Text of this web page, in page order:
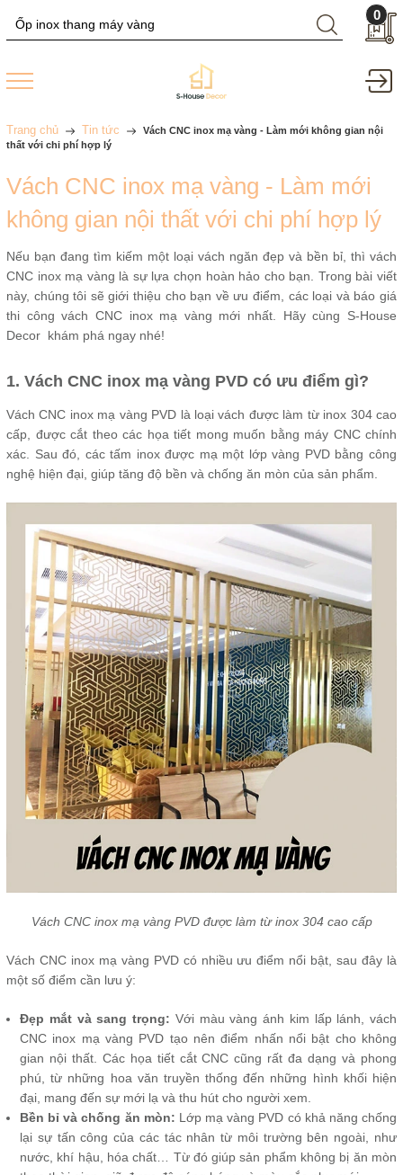
0
Trang chủ Tin tức
Vách CNC inox mạ vàng - Làm mới không gian nội
thất với chi phí hợp lý
Vách CNC inox mạ vàng - Làm mới
không gian nội thất với chi phí hợp lý
Nếu bạn đang tìm kiếm một loại vách ngăn đẹp và bền bỉ, thì vách
CNC inox mạ vàng là sự lựa chọn hoàn hảo cho bạn. Trong bài viết
này, chúng tôi sẽ giới thiệu cho bạn về ưu điểm, các loại và báo giá
thi công vách CNC inox mạ vàng mới nhất. Hãy cùng S-House
Decor khám phá ngay nhé!
1. Vách CNC inox mạ vàng PVD có ưu điểm gì?
Vách CNC inox mạ vàng PVD là loại vách được làm từ inox 304 cao
cấp, được cắt theo các họa tiết mong muốn bằng máy CNC chính
xác. Sau đó, các tấm inox được mạ một lớp vàng PVD bằng công
nghệ hiện đại, giúp tăng độ bền và chống ăn mòn của sản phẩm.
Vách CNC inox mạ vàng PVD được làm từ inox 304 cao cấp
Vách CNC inox mạ vàng PVD có nhiều ưu điểm nổi bật, sau đây là
một số điểm cần lưu ý:
Đẹp mắt và sang trọng: Với màu vàng ánh kim lấp lánh, vách
CNC inox mạ vàng PVD tạo nên điểm nhấn nổi bật cho không
gian nội thất. Các họa tiết cắt CNC cũng rất đa dạng và phong
phú, từ những hoa văn truyền thống đến những hình khối hiện
đại, mang đến sự mới lạ và thu hút cho người xem.
Bền bỉ và chống ăn mòn: Lớp mạ vàng PVD có khả năng chống
lại sự tấn công của các tác nhân từ môi trường bên ngoài, như
nước, khí hậu, hóa chất… Từ đó giúp sản phẩm không bị ăn mòn